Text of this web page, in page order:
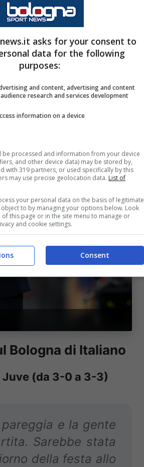
molta chiarezza,
c’è qualcosa
Bologna di Italiano
(da 3-0 a 3-3)
e la gente
Sarebbe stata
della festa allo
asks for your consent to
data for the following
purposes:
and content, advertising and content
research and services development
information on a device
be processed and information from your device
and other device data) may be stored by,
with 319 partners, or used specifically by this
may use precise geolocation data. List of
your personal data on the basis of legitimate
object to by managing your options below. Look
this page or in the site menu to manage or
and cookie settings.
Consent